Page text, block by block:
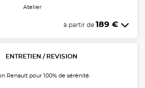
Atelier
à partir de 189 €
ENTRETIEN / REVISION
Renault pour 100% de sérénité.